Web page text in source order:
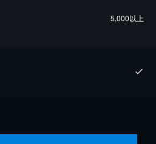
5,000以上